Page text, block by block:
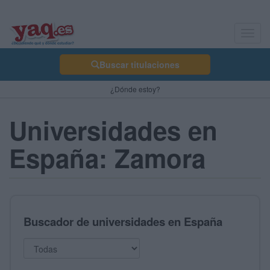
Buscar titulaciones
¿Dónde estoy?
Universidades en
España: Zamora
Buscador de universidades en España